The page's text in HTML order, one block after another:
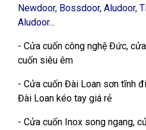
Newdoor, Bossdoor, Aludoor,
Aludoor...
- Cửa cuốn công nghệ Đức,
cuốn siêu êm
- Cửa cuốn Đài Loan sơn tĩnh
Đài Loan kéo tay giá rẻ
- Cửa cuốn Inox song ngang,